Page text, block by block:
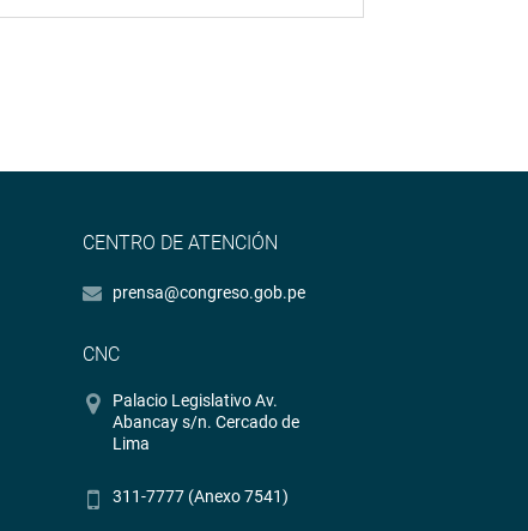
CENTRO DE ATENCIÓN
prensa@congreso.gob.pe
CNC
Palacio Legislativo Av.
Abancay s/n. Cercado de
Lima
311-7777 (Anexo 7541)